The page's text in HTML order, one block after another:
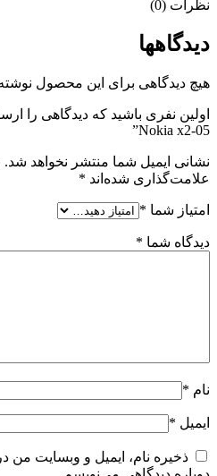
نظرات (0)
دیدگاهها
هیچ دیدگاهی برای این محصول
اولین نفری باشید که دیدگاهی را
Nokia x2-05”
نشانی ایمیل شما منتشر نخواهد شد.
علامت‌گذاری شده‌اند *
امتیاز شما *
دیدگاه شما *
نام *
ایمیل *
ذخیره نام، ایمیل و وبسایت من